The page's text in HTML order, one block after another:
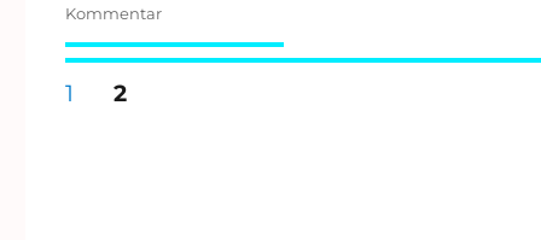
Kommentarzu
Schachjugendmeisterschaft
Seitennummerierung
SEITE
1 SEITE
2